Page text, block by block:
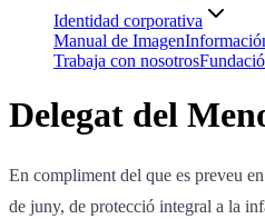
Identidad corporativa
Manual de Imagen
Trabaja con nosotros
Delegat del
En compliment del que es preveu
de juny, de protecció integral a la